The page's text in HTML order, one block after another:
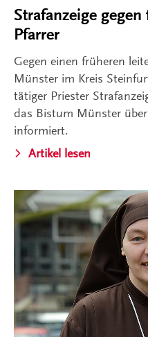
Strafanzeige
Pfarrer
Gegen einen früheren
Münster im Kreis
tätiger Priester
das Bistum Münster
informiert.
Artikel lesen